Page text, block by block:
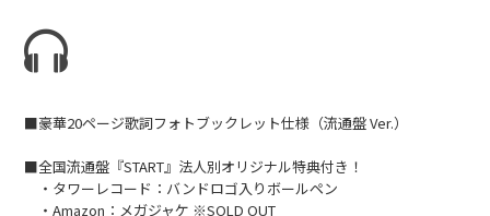
■豪華20ページ歌詞フォトブックレット仕様（流通盤 Ver.）
■全国流通盤『START』法人別オリジナル特典付き！
・タワーレコード：バンドロゴ入りボールペン
・Amazon：メガジャケ ※SOLD OUT